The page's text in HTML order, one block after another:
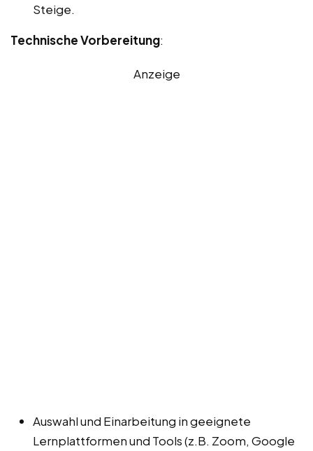
Steige.
Technische Vorbereitung:
Anzeige
Auswahl und Einarbeitung in geeignete
Lernplattformen und Tools (z.B. Zoom, Google